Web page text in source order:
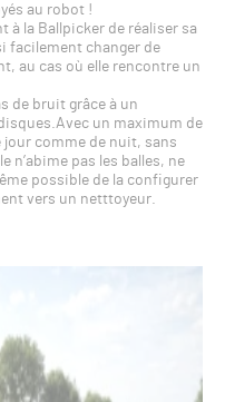
au robot !
à la Ballpicker de réaliser sa
facilement changer de
au cas où elle rencontre un
de bruit grâce à un
un maximum de
jour comme de nuit, sans
n’abime pas les balles, ne
possible de la configurer
vers un netttoyeur.